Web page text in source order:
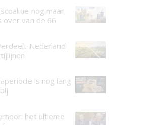
nog maar
over van de 66
Nederland
is nog lang
het ultieme